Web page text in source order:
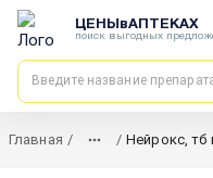
ЦЕНЫвАПТЕКАХ
поиск выгодных
Главная / / Нейрокс, тб